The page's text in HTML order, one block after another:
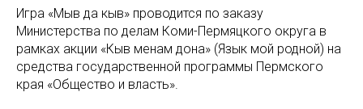
Игра «Мыв да кыв» проводится по заказу
Министерства по делам Коми-Пермяцкого округа в
рамках акции «Кыв менам дона» (Язык мой родной) на
средства государственной программы Пермского
края «Общество и власть».